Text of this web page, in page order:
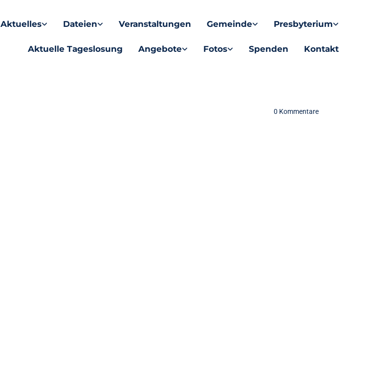
Aktuelles Dateien Veranstaltungen Gemeinde Presbyterium
Aktuelle Tageslosung Angebote Fotos Spenden Kontakt
0 Kommentare